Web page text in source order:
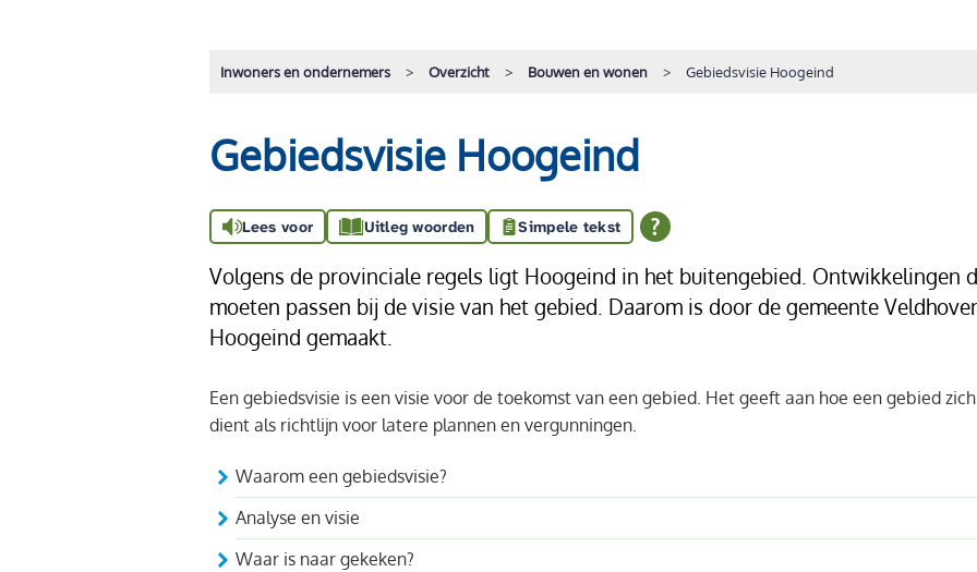
Inwoners en ondernemers Overzicht Bouwen en wonen Gebiedsvisie Hoogeind
Gebiedsvisie Hoogeind
Lees voor Uitleg woorden Simpele tekst
Volgens de provinciale regels ligt Hoogeind in het buitengebied. Ontwikkelingen
moeten passen bij de visie van het gebied. Daarom is door de gemeente
Hoogeind gemaakt.
Een gebiedsvisie is een visie voor de toekomst van een gebied. Het geeft aan hoe een gebied
dient als richtlijn voor latere plannen en vergunningen.
Waarom een gebiedsvisie?
Analyse en visie
Waar is naar gekeken?